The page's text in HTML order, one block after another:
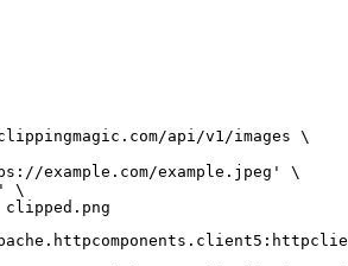
api/v1/images \
example.com/example.jpeg' \
\